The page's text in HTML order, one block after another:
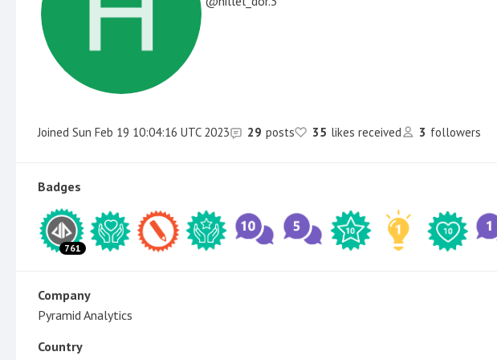
Joined Sun Feb 19 10:04:16 UTC 2023 29 posts 35 likes received 3 followers
Badges
761
Company
Pyramid Analytics
Country